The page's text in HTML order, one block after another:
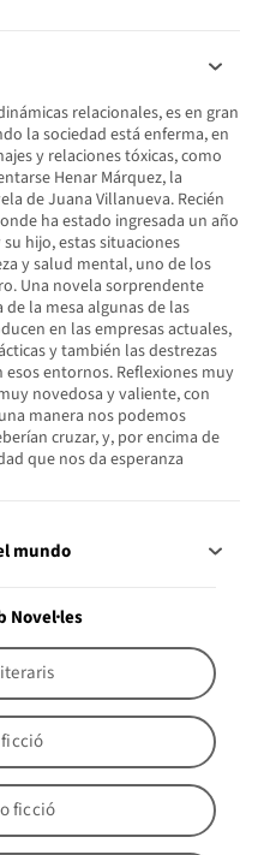
relacionales, es en gran
la sociedad está enferma, en
y relaciones tóxicas, como
Henar Márquez, la
de Juana Villanueva. Recién
ha estado ingresada un año
hijo, estas situaciones
y salud mental, uno de los
Una novela sorprendente
la mesa algunas de las
en las empresas actuales,
y también las destrezas
entornos. Reflexiones muy
novedosa y valiente, con
manera nos podemos
cruzar, y, por encima de
que nos da esperanza
mundo
Novel·les
ficció